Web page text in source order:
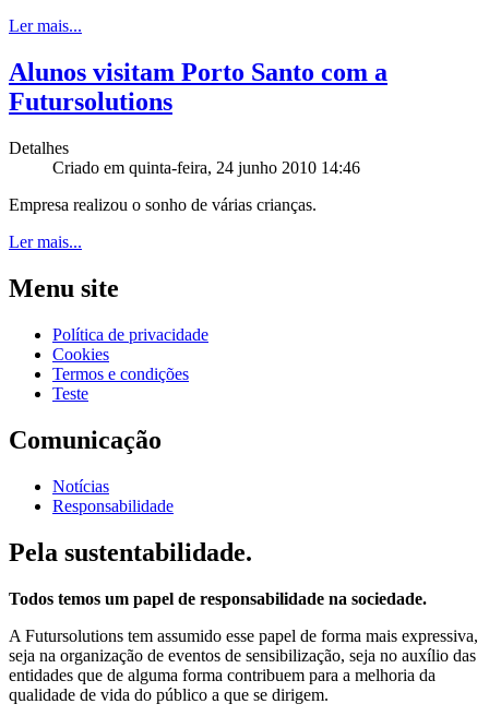
Ler mais...
Alunos visitam Porto Santo com a
Futursolutions
Detalhes
Criado em quinta-feira, 24 junho 2010 14:46
Empresa realizou o sonho de várias crianças.
Ler mais...
Menu site
Política de privacidade
Cookies
Termos e condições
Teste
Comunicação
Notícias
Responsabilidade
Pela sustentabilidade.
Todos temos um papel de responsabilidade na sociedade.
A Futursolutions tem assumido esse papel de forma mais expressiva,
seja na organização de eventos de sensibilização, seja no auxílio das
entidades que de alguma forma contribuem para a melhoria da
qualidade de vida do público a que se dirigem.